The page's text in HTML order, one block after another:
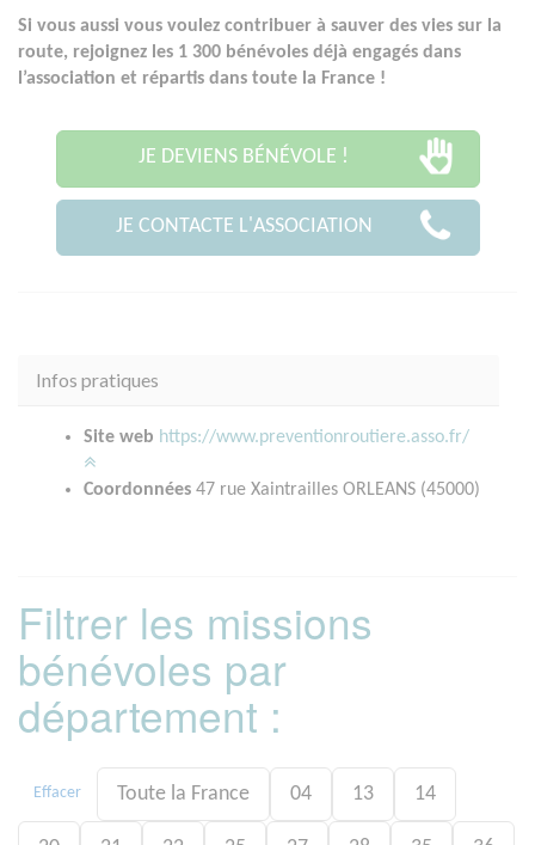
Si vous aussi vous voulez contribuer à sauver des vies sur la
route, rejoignez les 1 300 bénévoles déjà engagés dans
l’association et répartis dans toute la France !
JE DEVIENS BÉNÉVOLE !
JE CONTACTE L'ASSOCIATION
Infos pratiques
Site web https://www.preventionroutiere.asso.fr/
Coordonnées 47 rue Xaintrailles ORLEANS (45000)
Filtrer les missions
bénévoles par
département :
Effacer Toute la France 04 13 14